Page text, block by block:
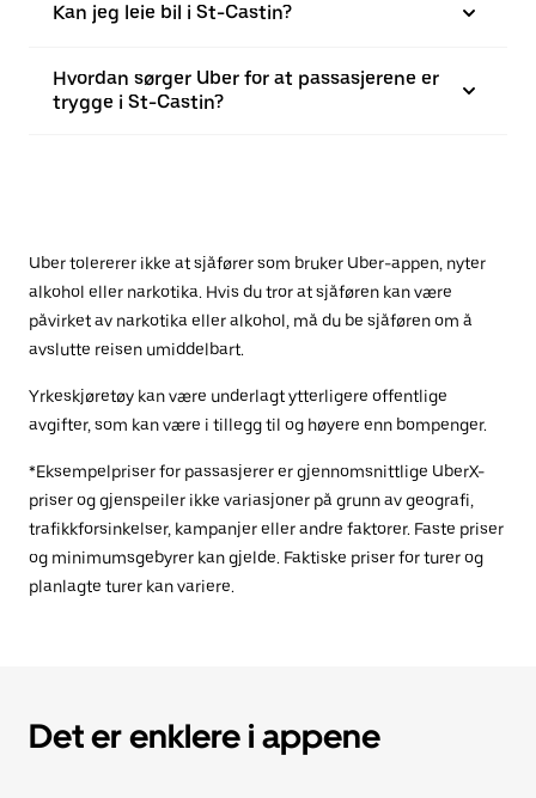
Kan jeg leie bil i St-Castin?
Hvordan sørger Uber for at passasjerene er
trygge i St-Castin?
Uber tolererer ikke at sjåfører som bruker Uber-appen, nyter
alkohol eller narkotika. Hvis du tror at sjåføren kan være
påvirket av narkotika eller alkohol, må du be sjåføren om å
avslutte reisen umiddelbart.
Yrkeskjøretøy kan være underlagt ytterligere offentlige
avgifter, som kan være i tillegg til og høyere enn bompenger.
*Eksempelpriser for passasjerer er gjennomsnittlige UberX-
priser og gjenspeiler ikke variasjoner på grunn av geografi,
trafikkforsinkelser, kampanjer eller andre faktorer. Faste priser
og minimumsgebyrer kan gjelde. Faktiske priser for turer og
planlagte turer kan variere.
Det er enklere i appene